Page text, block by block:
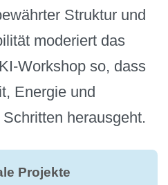
Struktur und
moderiert das
Workshop so, dass
Energie und
herausgeht.
Projekte